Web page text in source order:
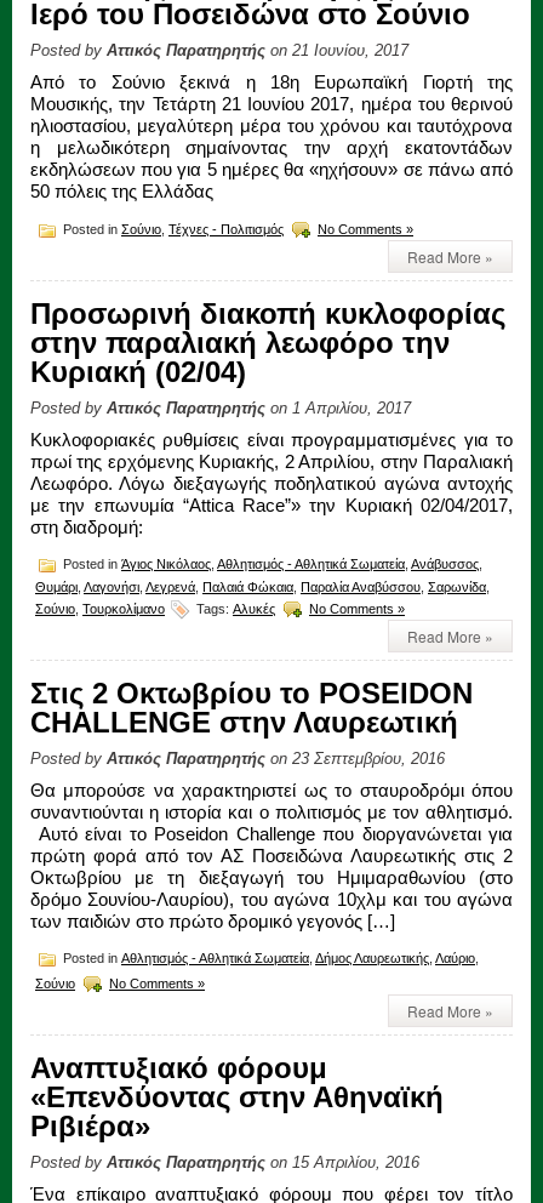
Ιερό του Ποσειδώνα στο Σούνιο
Posted by Αττικός Παρατηρητής on 21 Ιουνίου, 2017
Από το Σούνιο ξεκινά η 18η Ευρωπαϊκή Γιορτή της
Μουσικής, την Τετάρτη 21 Ιουνίου 2017, ημέρα του θερινού
ηλιοστασίου, μεγαλύτερη μέρα του χρόνου και ταυτόχρονα
η μελωδικότερη σημαίνοντας την αρχή εκατοντάδων
εκδηλώσεων που για 5 ημέρες θα «ηχήσουν» σε πάνω από
50 πόλεις της Ελλάδας
Posted in Σούνιο Τέχνες - Πολιτισμός No Comments »
Read More »
Προσωρινή διακοπή κυκλοφορίας
στην παραλιακή λεωφόρο την
Κυριακή (02/04)
Posted by Αττικός Παρατηρητής on 1 Απριλίου, 2017
Κυκλοφοριακές ρυθμίσεις είναι προγραμματισμένες για το
πρωί της ερχόμενης Κυριακής, 2 Απριλίου, στην Παραλιακή
Λεωφόρο. Λόγω διεξαγωγής ποδηλατικού αγώνα αντοχής
με την επωνυμία “Attica Race”» την Κυριακή 02/04/2017,
στη διαδρομή:
Posted in Άγιος Νικόλαος Αθλητισμός - Αθλητικά Σωματεία Ανάβυσσος
Θυμάρι Λαγονήσι Λεγρενά Παλαιά Φώκαια Παραλία Αναβύσσου Σαρωνίδα
Σούνιο Τουρκολίμανο Tags: Αλυκές No Comments »
Read More »
Στις 2 Οκτωβρίου το POSEIDON
CHALLENGE στην Λαυρεωτική
Posted by Αττικός Παρατηρητής on 23 Σεπτεμβρίου, 2016
Θα μπορούσε να χαρακτηριστεί ως το σταυροδρόμι όπου
συναντιούνται η ιστορία και ο πολιτισμός με τον αθλητισμό.
Αυτό είναι το Poseidon Challenge που διοργανώνεται για
πρώτη φορά από τον ΑΣ Ποσειδώνα Λαυρεωτικής στις 2
Οκτωβρίου με τη διεξαγωγή του Ημιμαραθωνίου (στο
δρόμο Σουνίου-Λαυρίου), του αγώνα 10χλμ και του αγώνα
των παιδιών στο πρώτο δρομικό γεγονός […]
Posted in Αθλητισμός - Αθλητικά Σωματεία Δήμος Λαυρεωτικής Λαύριο
Σούνιο
No Comments »
Read More »
Αναπτυξιακό φόρουμ
«Επενδύοντας στην Αθηναϊκή
Ριβιέρα»
Posted by Αττικός Παρατηρητής on 15 Απριλίου, 2016
Ένα επίκαιρο αναπτυξιακό φόρουμ που φέρει τον τίτλο